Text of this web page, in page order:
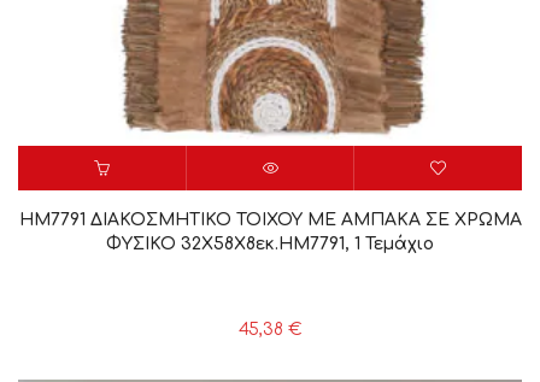
HM7791 ΔΙΑΚΟΣΜΗΤΙΚΟ ΤΟΙΧΟΥ ME ΑΜΠΑΚΑ ΣΕ ΧΡΩΜΑ
ΦΥΣΙΚΟ 32X58X8εκ.HM7791, 1 Τεμάχιο
45,38 €